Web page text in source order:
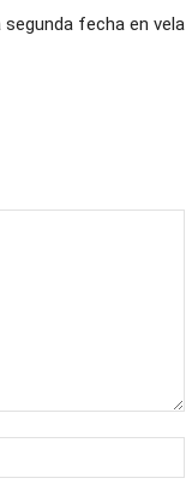
segunda fecha en vela